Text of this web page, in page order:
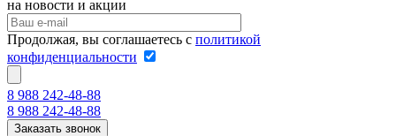
на новости и акции
Продолжая, вы соглашаетесь с политикой
конфиденциальности
8 988 242-48-88
8 988 242-48-88
Заказать звонок